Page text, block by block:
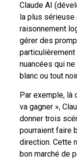
Claude AI
la plus sérieuse
raisonnement
gérer des
nuancées qui
blanc ou tout
Par exemple, là
va gagner »,
donner trois
pourraient faire
direction. Cette
bon marché de